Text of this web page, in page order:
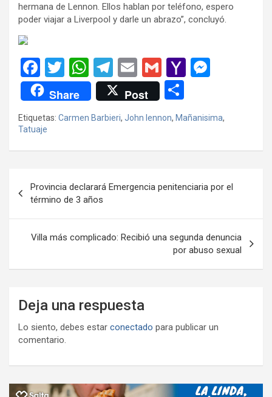
hermana de Lennon. Ellos hablan por teléfono, espero
poder viajar a Liverpool y darle un abrazo”, concluyó.
F
a
ce
b
o
k
T
wi
tt
er
W
h
at
s
A
p
T
el
e
gr
a
E
m
ail
G
m
ail
Y
o
o
ail
n
g
Share Post
o
m
p
tir
Etiquetas: Carmen Barbieri, John lennon, Mañanisima,
Tatuaje
de
entradas
Provincia declarará Emergencia penitenciaria por el
término de 3 años
Villa más complicado: Recibió una segunda denuncia
por abuso sexual
Deja una respuesta
Lo siento, debes estar conectado para publicar un
comentario.